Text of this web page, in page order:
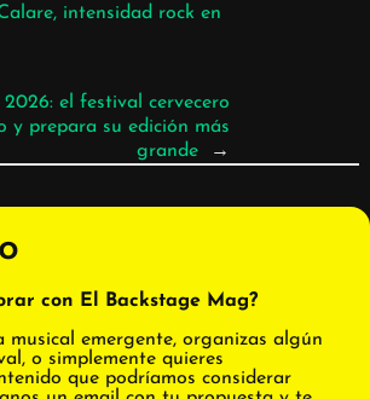
intensidad rock en
el festival cervecero
y prepara su edición más
grande
→
con El Backstage Mag?
musical emergente, organizas algún
o simplemente quieres
que podríamos considerar